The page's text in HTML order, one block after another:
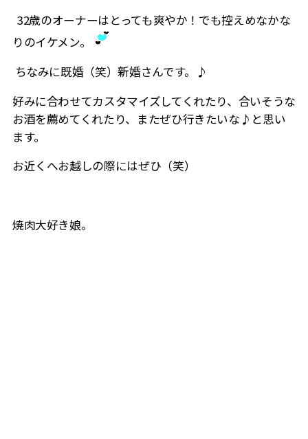
32歳のオーナーはとっても爽やか！でも控えめなかな
りのイケメン。
ちなみに既婚（笑）新婚さんです。♪
好みに合わせてカスタマイズしてくれたり、合いそうな
お酒を薦めてくれたり、またぜひ行きたいな♪と思い
ます。
お近くへお越しの際にはぜひ（笑）
焼肉大好き娘。